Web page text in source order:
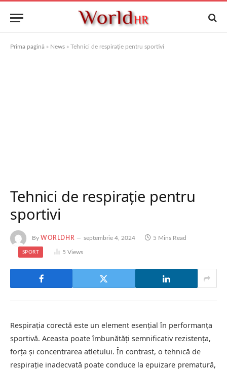
Prima pagină » News » Tehnici de respirație pentru sportivi
Tehnici de respirație pentru
sportivi
By WORLDHR septembrie 4, 2024 5 Mins Read
SPORT 5 Views
Respirația corectă este un element esențial în performanța
sportivă. Aceasta poate îmbunătăți semnificativ rezistența,
forța și concentrarea atletului. În contrast, o tehnică de
respirație inadecvată poate conduce la epuizare prematură,